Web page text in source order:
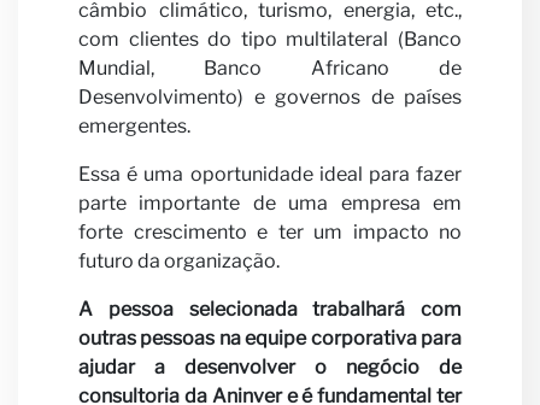
Seja
câmbio climático, turismo, energia, etc.,
com clientes do tipo multilateral (Banco
Mundial, Banco Africano de
Desenvolvimento) e governos de países
emergentes.
Essa é uma oportunidade ideal para fazer
parte importante de uma empresa em
forte crescimento e ter um impacto no
futuro da organização.
A pessoa selecionada trabalhará com
outras pessoas na equipe corporativa para
ajudar a desenvolver o negócio de
consultoria da Aninver e é fundamental ter